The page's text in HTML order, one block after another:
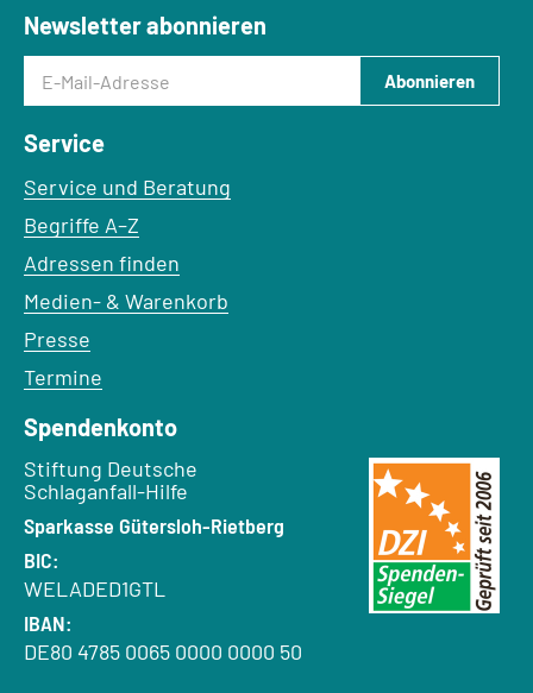
Newsletter abonnieren
E-Mail-Adresse
Abonnieren
Service
Service und Beratung
Begriffe A–Z
Adressen finden
Medien- & Warenkorb
Presse
Termine
Spendenkonto
Empfänger:
Stiftung Deutsche
Schlaganfall-Hilfe
Bank:
Sparkasse Gütersloh-Rietberg
BIC:
WELADED1GTL
IBAN:
DE80 4785 0065 0000 0000 50